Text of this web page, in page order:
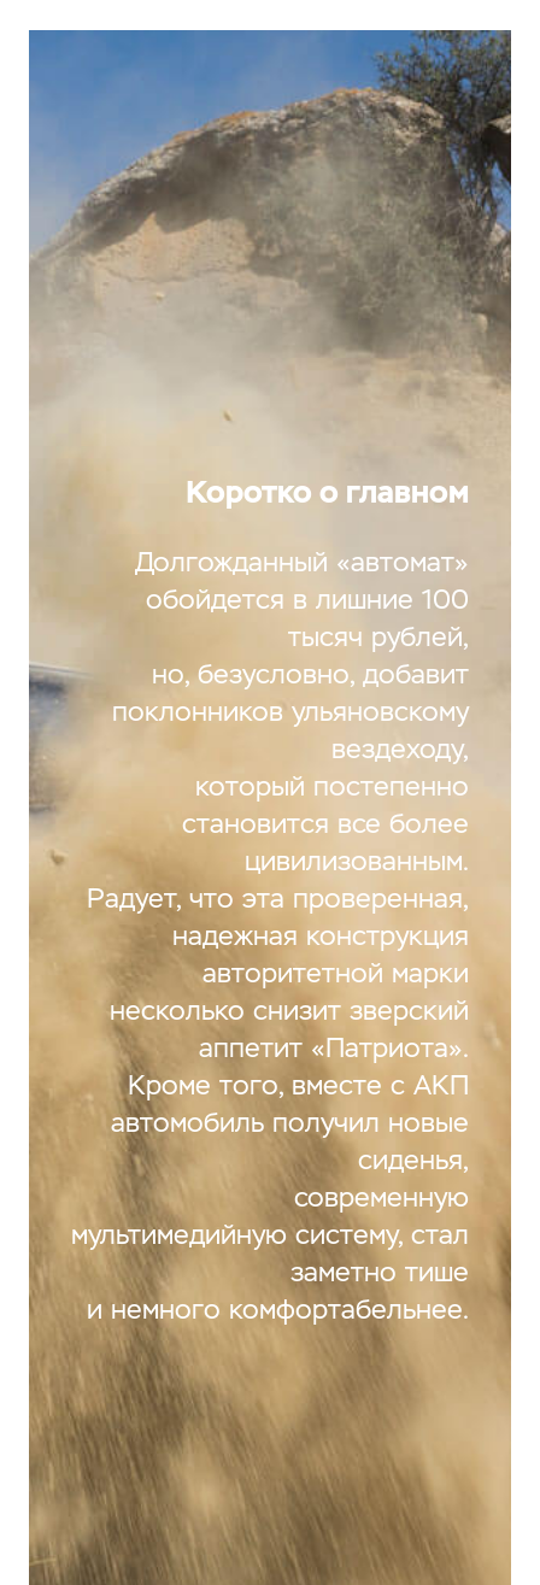
Коротко о главном
Долгожданный «автомат»
обойдется в лишние 100
тысяч рублей,
но, безусловно, добавит
поклонников ульяновскому
вездеходу,
который постепенно
становится все более
цивилизованным.
Радует, что эта проверенная,
надежная конструкция
авторитетной марки
несколько снизит зверский
аппетит «Патриота».
Кроме того, вместе с АКП
автомобиль получил новые
сиденья,
современную
мультимедийную систему, стал
заметно тише
и немного комфортабельнее.